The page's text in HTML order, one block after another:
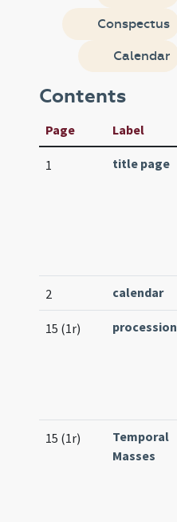
Conspectus
Calendar
Contents
Page Label
1 title page
2 calendar
15 (1r) procession
15 (1r)
Temporal
Masses